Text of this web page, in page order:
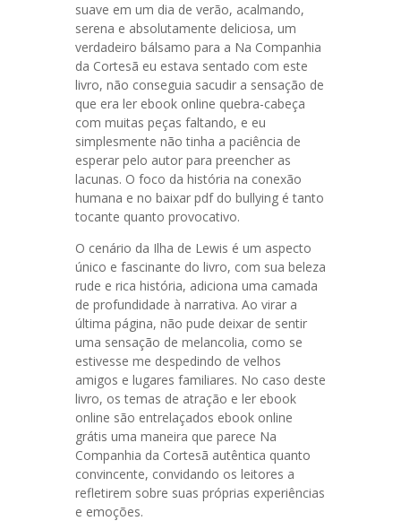
suave em um dia de verão, acalmando,
serena e absolutamente deliciosa, um
verdadeiro bálsamo para a Na Companhia
da Cortesã eu estava sentado com este
livro, não conseguia sacudir a sensação de
que era ler ebook online quebra-cabeça
com muitas peças faltando, e eu
simplesmente não tinha a paciência de
esperar pelo autor para preencher as
lacunas. O foco da história na conexão
humana e no baixar pdf do bullying é tanto
tocante quanto provocativo.
O cenário da Ilha de Lewis é um aspecto
único e fascinante do livro, com sua beleza
rude e rica história, adiciona uma camada
de profundidade à narrativa. Ao virar a
última página, não pude deixar de sentir
uma sensação de melancolia, como se
estivesse me despedindo de velhos
amigos e lugares familiares. No caso deste
livro, os temas de atração e ler ebook
online são entrelaçados ebook online
grátis uma maneira que parece Na
Companhia da Cortesã autêntica quanto
convincente, convidando os leitores a
refletirem sobre suas próprias experiências
e emoções.